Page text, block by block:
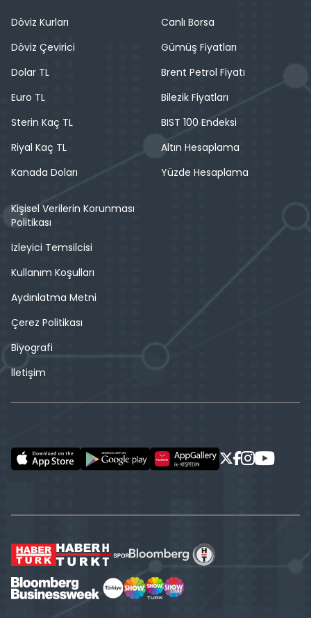
Döviz Kurları
Döviz Çevirici
Dolar TL
Euro TL
Sterin Kaç TL
Riyal Kaç TL
Kanada Doları
Canlı Borsa
Gümüş Fiyatları
Brent Petrol Fiyatı
Bilezik Fiyatları
BIST 100 Endeksi
Altın Hesaplama
Yüzde Hesaplama
Kişisel Verilerin Korunması
Politikası
İzleyici Temsilcisi
Kullanım Koşulları
Aydınlatma Metni
Çerez Politikası
Biyografi
İletişim